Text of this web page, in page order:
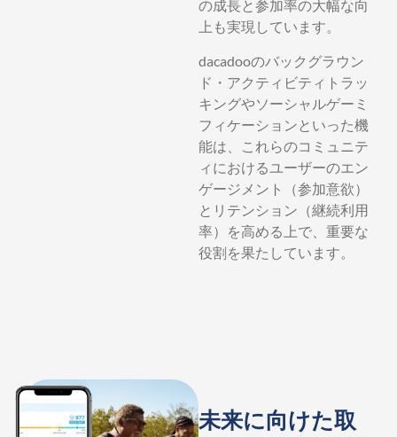
の成長と参加率の大幅な向
上も実現しています。
dacadooのバックグラウン
ド・アクティビティトラッ
キングやソーシャルゲーミ
フィケーションといった機
能は、これらのコミュニテ
ィにおけるユーザーのエン
ゲージメント（参加意欲）
とリテンション（継続利用
率）を高める上で、重要な
役割を果たしています。
未来に向けた取